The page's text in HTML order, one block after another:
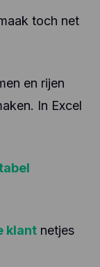
toch net
en rijen
In Excel
klant netjes